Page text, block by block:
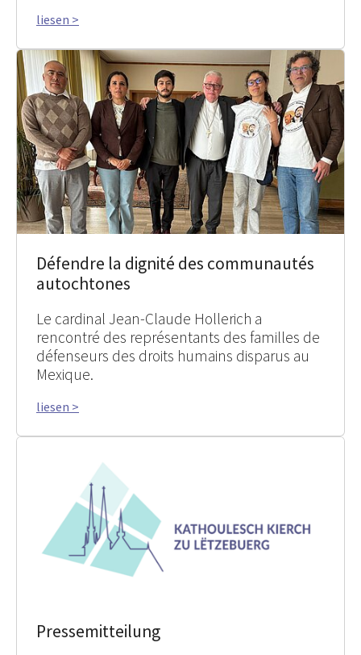
liesen >
Défendre la dignité des communautés
autochtones
Le cardinal Jean-Claude Hollerich a
rencontré des représentants des familles de
défenseurs des droits humains disparus au
Mexique.
liesen >
Pressemitteilung